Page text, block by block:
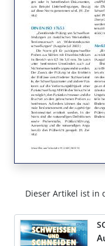
Dieser Artikel ist in